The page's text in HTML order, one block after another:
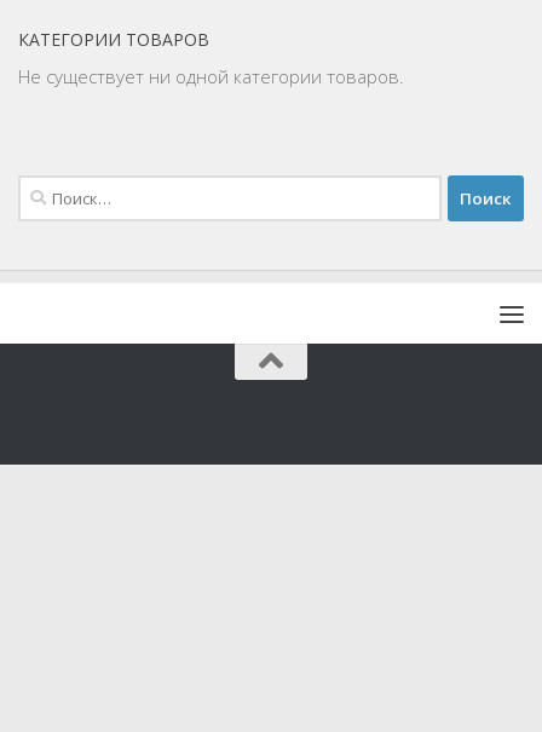
КАТЕГОРИИ ТОВАРОВ
Не существует ни одной категории товаров.